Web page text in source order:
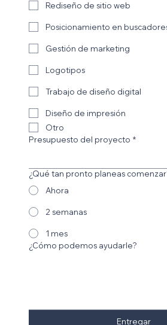
Rediseño de sitio web
Posicionamiento en
Gestión de marketing
Logotipos
Trabajo de diseño digital
Diseño de impresión
Otro
Presupuesto del proyecto *
¿Qué tan pronto planeas
Ahora
2 semanas
1 mes
¿Cómo podemos ayudarle?
Entregar